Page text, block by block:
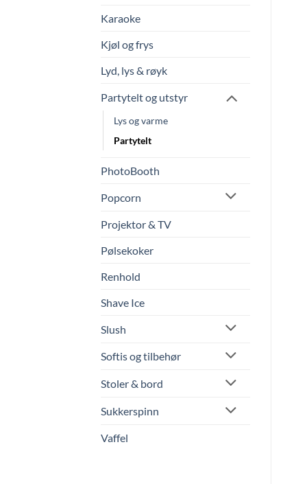
Karaoke
Kjøl og frys
Lyd, lys & røyk
Partytelt og utstyr
Lys og varme
Partytelt
PhotoBooth
Popcorn
Projektor & TV
Pølsekoker
Renhold
Shave Ice
Slush
Softis og tilbehør
Stoler & bord
Sukkerspinn
Vaffel